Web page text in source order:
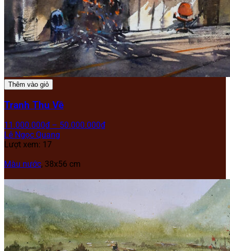
Thêm vào giỏ
Tranh Thu Về
11.000.000₫ – 50.000.000₫
Lê Ngọc Quang
Lượt xem: 17
Màu nước, 38x56 cm